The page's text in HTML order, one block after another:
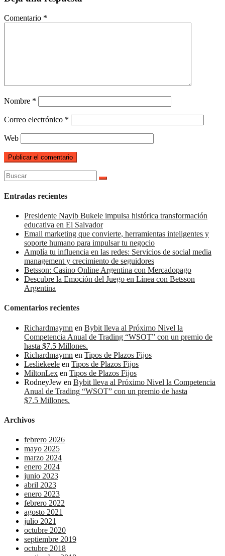
Comentario *
Nombre *
Correo electrónico *
Web
Buscar:
Entradas recientes
Presidente Nayib Bukele impulsa histórica transformación
educativa en El Salvador
Email marketing que convierte, herramientas inteligentes y
soporte humano para impulsar tu negocio
Amplía tu influencia en las redes: Servicios de social media
management y crecimiento de seguidores
Betsson: Casino Online Argentina con Mercadopago
Descubre la Emoción del Juego en Línea con Betsson
Argentina
Comentarios recientes
Richardmaymn en Bybit lleva al Próximo Nivel la
Competencia Anual de Trading “WSOT” con un premio de
hasta $7.5 Millones.
Richardmaymn en Tipos de Plazos Fijos
Lesliekeele en Tipos de Plazos Fijos
MiltonLex en Tipos de Plazos Fijos
RodneyJew en Bybit lleva al Próximo Nivel la Competencia
Anual de Trading “WSOT” con un premio de hasta
$7.5 Millones.
Archivos
febrero 2026
mayo 2025
marzo 2024
enero 2024
junio 2023
abril 2023
enero 2023
febrero 2022
agosto 2021
julio 2021
octubre 2020
septiembre 2019
octubre 2018